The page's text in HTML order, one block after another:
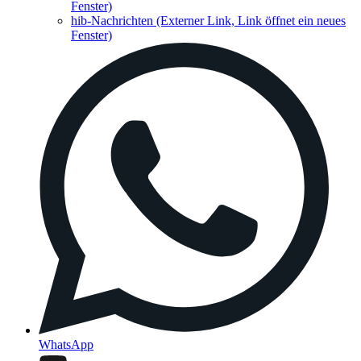
Fenster)
hib-Nachrichten (Externer Link, Link öffnet ein neues
Fenster)
WhatsApp